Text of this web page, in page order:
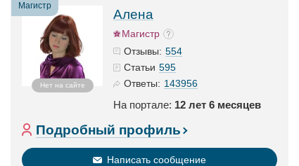
Магистр
Нет на сайте
Алена
Магистр
Отзывы: 554
Статьи 595
Ответы: 143956
На портале: 12 лет 6 месяцев
Подробный профиль
Написать сообщение